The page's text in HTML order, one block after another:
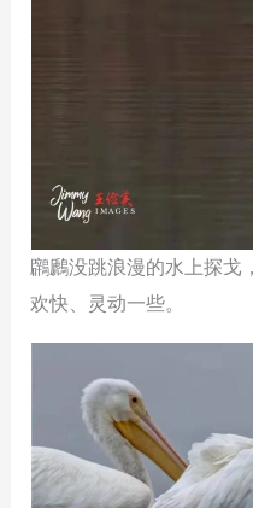
鸊鷉没跳浪漫的水上探戈
欢快、灵动一些。